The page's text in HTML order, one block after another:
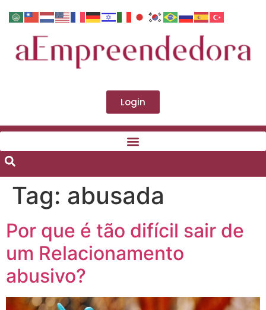
Login
Tag: abusada
Por que é tão difícil sair de
um Relacionamento
abusivo?